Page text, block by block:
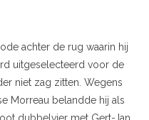
achter de rug waarin hij
uitgeselecteerd voor de
niet zag zitten. Wegens
Morreau belandde hij als